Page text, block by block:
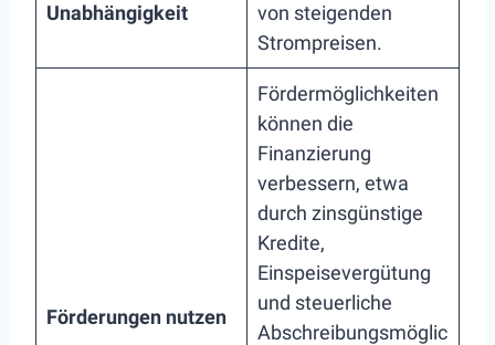
Unabhängigkeit
von steigenden
Strompreisen.
Förderungen nutzen
Fördermöglichkeiten
können die
Finanzierung
verbessern, etwa
durch zinsgünstige
Kredite,
Einspeisevergütung
und steuerliche
Abschreibungsmöglic